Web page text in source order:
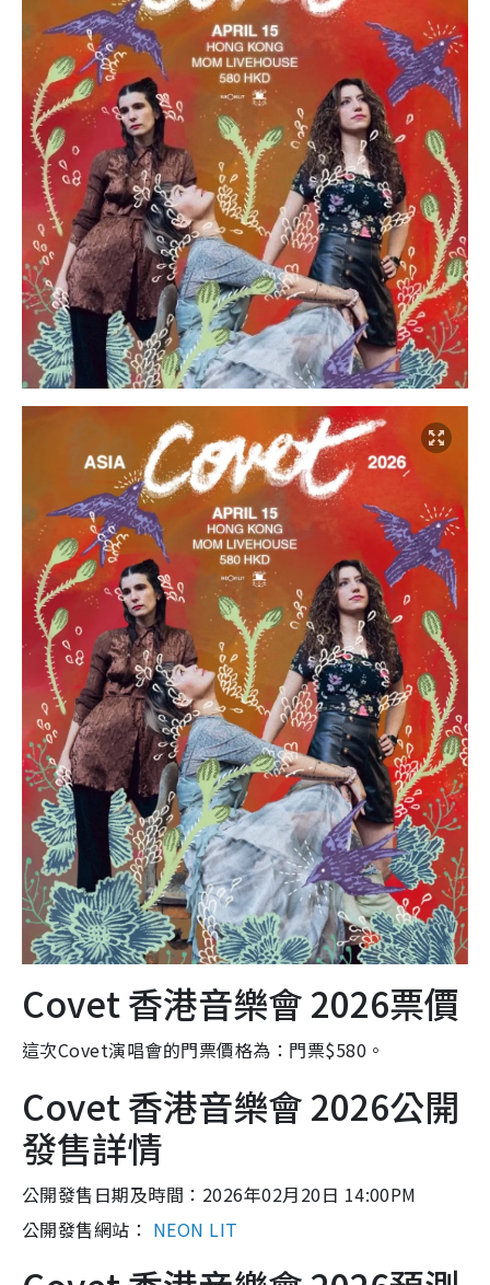
Covet 香港音樂會 2026票價
這次Covet演唱會的門票價格為：門票$580。
Covet 香港音樂會 2026公開
發售詳情
公開發售日期及時間：2026年02月20日 14:00PM
公開發售網站： NEON LIT